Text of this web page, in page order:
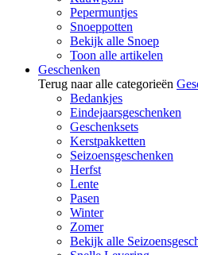
Pepermuntjes
Snoeppotten
Bekijk alle Snoep
Toon alle artikelen
Geschenken
Terug naar alle categorieën
Bedankjes
Eindejaarsgeschenken
Geschenksets
Kerstpakketten
Seizoensgeschenken
Herfst
Lente
Pasen
Winter
Zomer
Bekijk alle